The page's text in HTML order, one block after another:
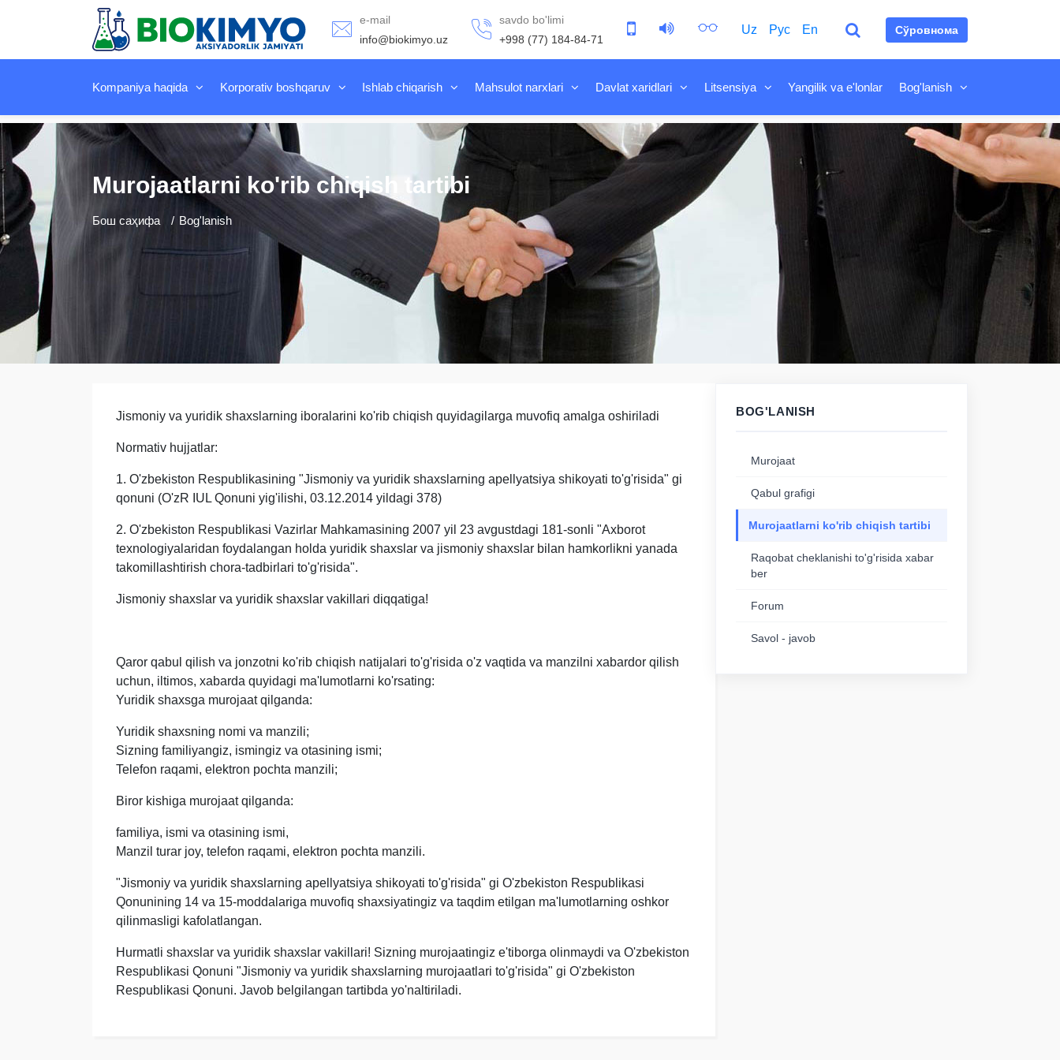
e-mail
info@biokimyo.uz
savdo bo'limi
+998 (77) 184-84-71
Uz Рус En Сўровнома
Kompaniya haqida Korporativ boshqaruv Ishlab chiqarish Mahsulot narxlari Davlat xaridlari Litsensiya Yangilik va e'lonlar Bog'lanish
Murojaatlarni ko'rib chiqish tartibi
Бош саҳифа Bog'lanish
Jismoniy va yuridik shaxslarning iboralarini ko'rib chiqish quyidagilarga muvofiq amalga oshiriladi
Normativ hujjatlar:
1. O'zbekiston Respublikasining "Jismoniy va yuridik shaxslarning apellyatsiya shikoyati to'g'risida" gi
qonuni (O'zR IUL Qonuni yig'ilishi, 03.12.2014 yildagi 378)
2. O'zbekiston Respublikasi Vazirlar Mahkamasining 2007 yil 23 avgustdagi 181-sonli "Axborot
texnologiyalaridan foydalangan holda yuridik shaxslar va jismoniy shaxslar bilan hamkorlikni yanada
takomillashtirish chora-tadbirlari to'g'risida".
Jismoniy shaxslar va yuridik shaxslar vakillari diqqatiga!
Qaror qabul qilish va jonzotni ko'rib chiqish natijalari to'g'risida o'z vaqtida va manzilni xabardor qilish
uchun, iltimos, xabarda quyidagi ma'lumotlarni ko'rsating:
Yuridik shaxsga murojaat qilganda:
Yuridik shaxsning nomi va manzili;
Sizning familiyangiz, ismingiz va otasining ismi;
Telefon raqami, elektron pochta manzili;
Biror kishiga murojaat qilganda:
familiya, ismi va otasining ismi,
Manzil turar joy, telefon raqami, elektron pochta manzili.
"Jismoniy va yuridik shaxslarning apellyatsiya shikoyati to'g'risida" gi O'zbekiston Respublikasi
Qonunining 14 va 15-moddalariga muvofiq shaxsiyatingiz va taqdim etilgan ma'lumotlarning oshkor
qilinmasligi kafolatlangan.
Hurmatli shaxslar va yuridik shaxslar vakillari! Sizning murojaatingiz e'tiborga olinmaydi va O'zbekiston
Respublikasi Qonuni "Jismoniy va yuridik shaxslarning murojaatlari to'g'risida" gi O'zbekiston
Respublikasi Qonuni. Javob belgilangan tartibda yo'naltiriladi.
BOG'LANISH
Murojaat
Qabul grafigi
Murojaatlarni ko'rib chiqish tartibi
Raqobat cheklanishi to'g'risida xabar
ber
Forum
Savol - javob